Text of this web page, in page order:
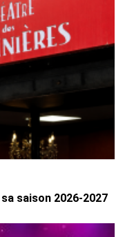
saison 2026-2027